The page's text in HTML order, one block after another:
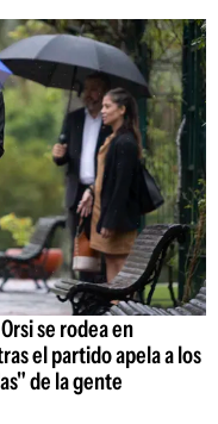
se rodea en
el partido apela a los
de la gente